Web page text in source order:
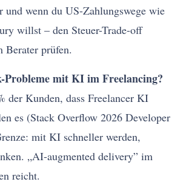
und wenn du US-Zahlungswege wie
willst – den Steuer-Trade-off
Berater prüfen.
Probleme mit KI im Freelancing?
der Kunden, dass Freelancer KI
es (Stack Overflow 2026 Developer
mit KI schneller werden,
„AI-augmented delivery” im
reicht.